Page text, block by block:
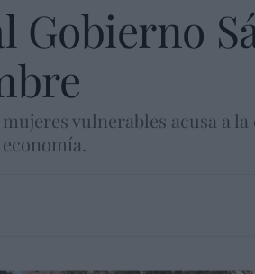
Gobierno
vulnerables acusa a